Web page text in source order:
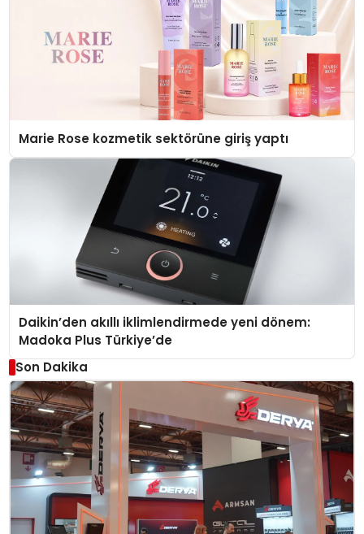
Marie Rose kozmetik sektörüne giriş yaptı
Daikin’den akıllı iklimlendirmede yeni dönem:
Madoka Plus Türkiye’de
Son Dakika